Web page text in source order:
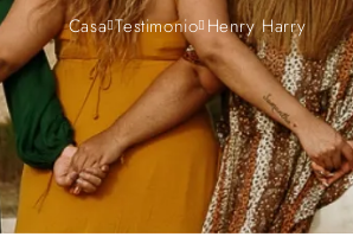
Casa Testimonio Henry Harry